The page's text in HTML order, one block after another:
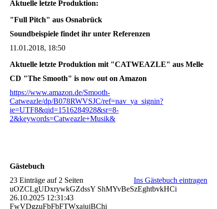
Aktuelle letzte Produktion:
"Full Pitch" aus Osnabrück
Soundbeispiele findet ihr unter Referenzen
11.01.2018, 18:50
Aktuelle letzte Produktion mit "CATWEAZLE" aus Melle
CD "The Smooth" is now out on Amazon
https://www.amazon.de/Smooth-
Catweazle/dp/B078RWVSJC/ref=nav_ya_signin?
ie=UTF8&qid=1516284928&sr=8-
2&keywords=Catweazle+Musik&
Gästebuch
23 Einträge auf 2 Seiten
Ins Gästebuch eintragen
uOZCLgUDxrywkGZdssY ShMYvBeSzEghtbvkHCi
26.10.2025 12:31:43
FwVDgzuFbFbFTWxajujBChi